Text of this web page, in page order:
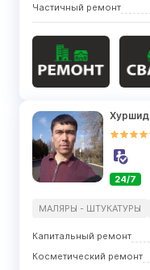
Частичный ремонт
Хуршид
24/7
МАЛЯРЫ - ШТУКАТУРЫ
Капитальный ремонт
Косметический ремонт